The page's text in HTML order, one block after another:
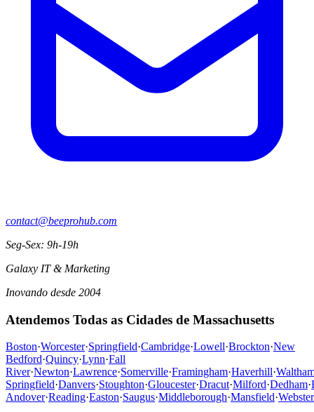
contact@beeprohub.com
Seg-Sex: 9h-19h
Galaxy IT & Marketing
Inovando desde 2004
Atendemos Todas as Cidades de Massachusetts
Boston·Worcester·Springfield·Cambridge·Lowell·Brockton·New
Bedford·Quincy·Lynn·Fall
River·Newton·Lawrence·Somerville·Framingham·Haverhill·
Springfield·Danvers·Stoughton·Gloucester·Dracut·Milford·Dedham·
Andover·Reading·Easton·Saugus·Middleborough·Mansfield·Webster